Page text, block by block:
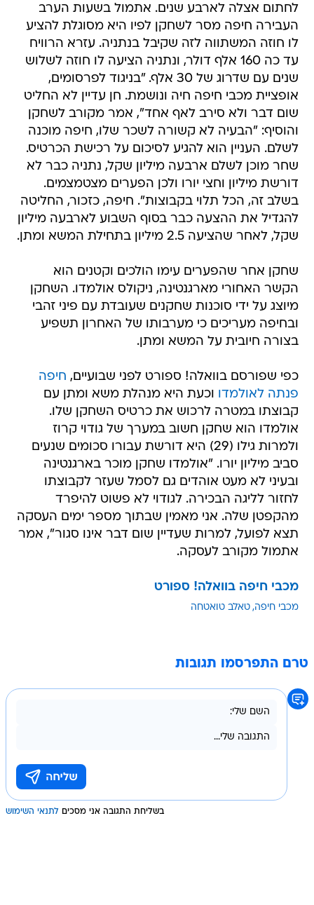
לחתום אצלה לארבע שנים. אתמול בשעות הערב
העבירה חיפה מסר לשחקן לפיו היא מסוגלת להציע
לו חוזה המשתווה לזה שקיבל בנתניה. עזרא הרוויח
עד כה 160 אלף דולר, ונתניה הציעה לו חוזה לשלוש
שנים עם שדרוג של 30 אלף. "בניגוד לפרסומים,
אופציית מכבי חיפה חיה ונושמת. חן עדיין לא החליט
שום דבר ולא סירב לאף אחד", אמר מקורב לשחקן
והוסיף: "הבעיה לא קשורה לשכר שלו, חיפה מוכנה
לשלם. העניין הוא להגיע לסיכום על רכישת הכרטיס.
שחר מוכן לשלם ארבעה מיליון שקל, נתניה כבר לא
דורשת מיליון וחצי יורו ולכן הפערים מצטמצמים.
בשלב זה, הכל תלוי בקבוצות". חיפה, כזכור, החליטה
להגדיל את ההצעה כבר בסוף השבוע לארבעה מיליון
שקל, לאחר שהציעה 2.5 מיליון בתחילת המשא ומתן.
שחקן אחר שהפערים עימו הולכים וקטנים הוא
הקשר האחורי מארגנטינה, ניקולס אולמדו. השחקן
מיוצג על ידי סוכנות שחקנים שעובדת עם פיני זהבי
ובחיפה מעריכים כי מערבותו של האחרון תשפיע
בצורה חיובית על המשא ומתן.
כפי שפורסם בוואלה! ספורט לפני שבועיים, חיפה
פנתה לאולמדו וכעת היא מנהלת משא ומתן עם
קבוצתו במטרה לרכוש את כרטיס השחקן שלו.
אולמדו הוא שחקן חשוב במערך של גודוי קרוז
ולמרות גילו (29) היא דורשת עבורו סכומים שנעים
סביב מיליון יורו. "אולמדו שחקן מוכר בארגנטינה
ובעיני לא מעט אוהדים גם לסמל שעזר לקבוצתו
לחזור לליגה הבכירה. לגודוי לא פשוט להיפרד
מהקפטן שלה. אני מאמין שבתוך מספר ימים העסקה
תצא לפועל, למרות שעדיין שום דבר אינו סגור", אמר
אתמול מקורב לעסקה.
מכבי חיפה בוואלה! ספורט
מכבי חיפה טאלב טואטחה
טרם התפרסמו תגובות
בשליחת התגובה אני מסכים לתנאי השימוש